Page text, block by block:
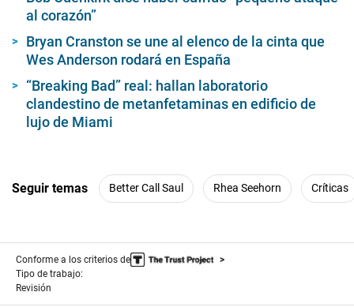
s
2
8
e
o
n
al corazón”
Bryan Cranston se une al elenco de la cinta que
Wes Anderson rodará en España
“Breaking Bad” real: hallan laboratorio
clandestino de metanfetaminas en edificio de
lujo de Miami
Seguir temas Better Call Saul Rhea Seehorn Críticas
Conforme a los criterios de
Tipo de trabajo:
Revisión